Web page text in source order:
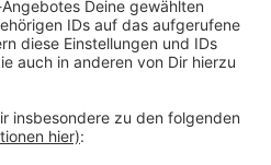
06:28